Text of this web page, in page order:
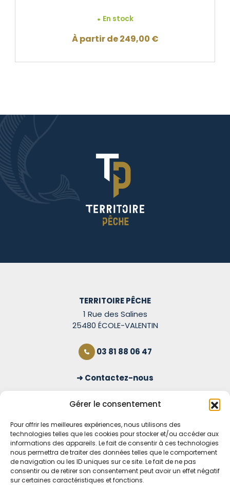
Gérer le consentement
Pour offrir les meilleures expériences, nous utilisons des
technologies telles que les cookies pour stocker et/ou accéder aux
informations des appareils. Le fait de consentir à ces technologies
nous permettra de traiter des données telles que le comportement
de navigation ou les ID uniques sur ce site. Le fait de ne pas
consentir ou de retirer son consentement peut avoir un effet négatif
sur certaines caractéristiques et fonctions.
En stock
À partir de249,00 €
TERRITOIRE PÊCHE
1 Rue des Salines
25480 ÉCOLE-VALENTIN
03 81 88 06 47
Contactez-nous
OUVERT TOUS LES JOURS
Voir nos horaires
MENTIONS LÉGALES